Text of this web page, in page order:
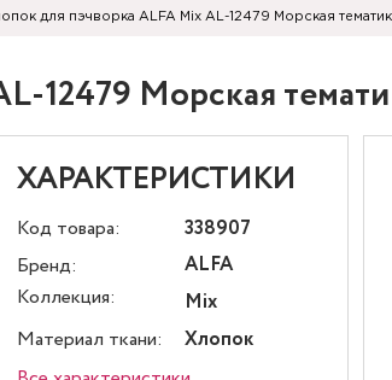
для пэчворка ALFA Mix AL-12479 Морская
12479 Морская
ХАРАКТЕРИСТИКИ
Код товара:
338907
Бренд:
ALFA
Коллекция:
Mix
Материал ткани:
Хлопок